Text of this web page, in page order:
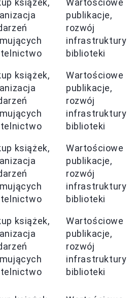
książek,
Wartościowe
publikacje,
rozwój
infrastruktury
biblioteki
książek,
Wartościowe
publikacje,
rozwój
infrastruktury
biblioteki
książek,
Wartościowe
publikacje,
rozwój
infrastruktury
biblioteki
książek,
Wartościowe
publikacje,
rozwój
infrastruktury
biblioteki